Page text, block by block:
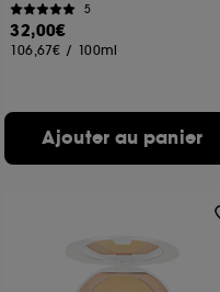
5
32,00€
106,67€ / 100ml
Ajouter au panier